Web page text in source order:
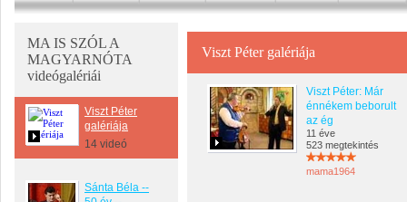
MA IS SZÓL A
MAGYARNÓTA
videógalériái
Viszt Péter
galériája
14 videó
Sánta Béla --
Viszt Péter galériája
Viszt Péter: Már
énnékem beborult
az ég
11 éve
523 megtekintés
mama1964